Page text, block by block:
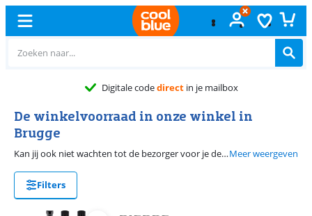
Digitale codedirect in je mailbox
De winkelvoorraad in onze winkel in
Brugge
Kan jij ook niet wachten tot de bezorger voor je deur staat? Kom je bestelling dan gewoon ophalen in Brugge. Ons magazijn ligt er vol producten die je dezelfde dag nog in huis kan hebben. Als een product al op voorraad is, dan kan je het vandaag nog ophalen. Anders reserveer je het tijdens het bestellen en ligt het vanaf morgen voor je klaar. Op deze pagina vind je daarom alle producten die nu op voorraad zijn in het winkelmagazijn in Brugge.Meer weergeven
Filters